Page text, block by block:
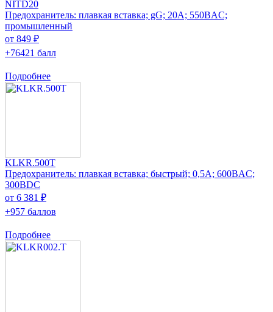
NITD20
Предохранитель: плавкая вставка; gG; 20А; 550ВAC;
промышленный
от 849 ₽
+76421 балл
Подробнее
KLKR.500T
Предохранитель: плавкая вставка; быстрый; 0,5А; 600ВAC;
300ВDC
от 6 381 ₽
+957 баллов
Подробнее